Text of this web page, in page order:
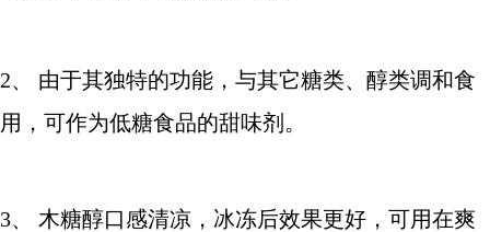
2、 由于其独特的功能，与其它糖类、醇类调和食
用，可作为低糖食品的甜味剂。
3、 木糖醇口感清凉，冰冻后效果更好，可用在爽